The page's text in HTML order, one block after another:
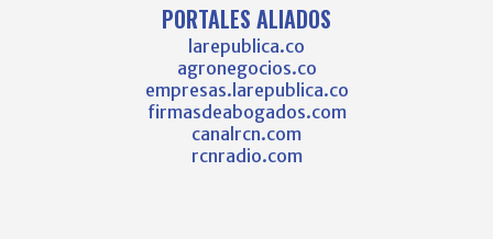
PORTALES ALIADOS
larepublica.co
agronegocios.co
empresas.larepublica.co
firmasdeabogados.com
canalrcn.com
rcnradio.com